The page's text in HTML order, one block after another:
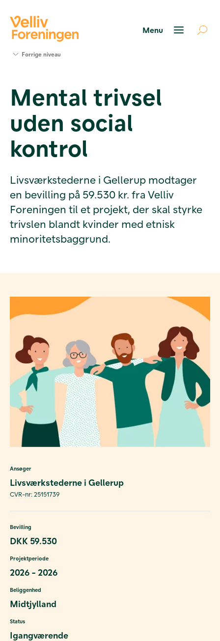
Værktøjer
og viden
Om Velliv
Foreningen
os
Forrige niveau
Mental trivsel
uden social
kontrol
Livsværkstederne i Gellerup modtager
en bevilling på 59.530 kr. fra Velliv
Foreningen til et projekt, der skal styrke
trivslen blandt kvinder med etnisk
minoritetsbaggrund.
Ansøger
Livsværkstederne i Gellerup
CVR-nr: 25151739
Bevilling
DKK 59.530
Projektperiode
2026 - 2026
Beliggenhed
Midtjylland
Status
Igangværende